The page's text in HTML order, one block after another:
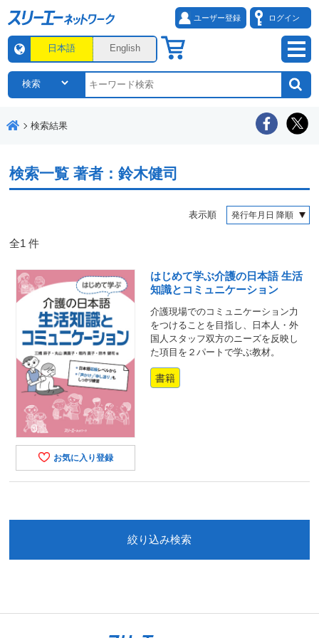
ユーザー登録 ログイン
日本語 English
検索結果
検索一覧著者：鈴木健司
表示順
全1 件
お気に入り登録
はじめて学ぶ介護の日本語 生活
知識とコミュニケーション
介護現場でのコミュニケーション力
をつけることを目指し、日本人・外
国人スタッフ双方のニーズを反映し
た項目を２パートで学ぶ教材。
書籍
絞り込み検索